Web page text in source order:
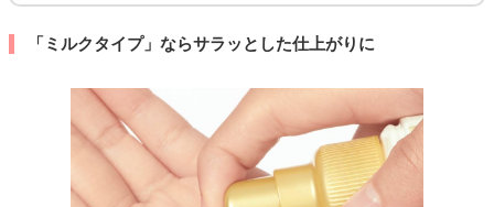
「ミルクタイプ」ならサラッとした仕上がりに